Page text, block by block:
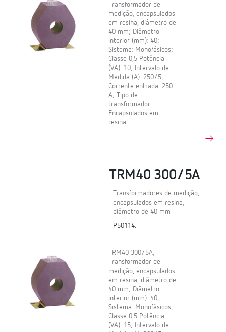
Transformador de
medição, encapsulados
em resina, diâmetro de
40 mm; Diâmetro
interior (mm): 40;
Sistema: Monofásicos;
Classe 0,5 Potência
(VA): 10; Intervalo de
Medida (A): 250/5;
Corrente entrada: 250
A; Tipo de
transformador:
Encapsulados em
resina
TRM40 300/5A
Transformadores de medição,
encapsulados em resina,
diâmetro de 40 mm
P50114.
TRM40 300/5A,
Transformador de
medição, encapsulados
em resina, diâmetro de
40 mm; Diâmetro
interior (mm): 40;
Sistema: Monofásicos;
Classe 0,5 Potência
(VA): 15; Intervalo de